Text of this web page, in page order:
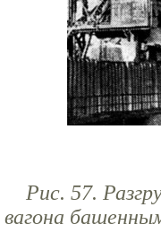
Рис. 57.
вагона